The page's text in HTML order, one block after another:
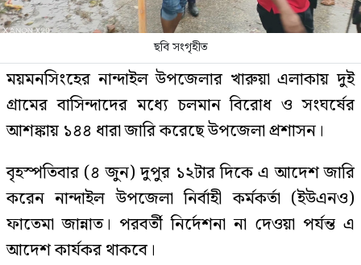
ছবি সংগৃহীত
ময়মনসিংহের নান্দাইল উপজেলার খারুয়া এলাকায় দুই
গ্রামের বাসিন্দাদের মধ্যে চলমান বিরোধ ও সংঘর্ষের
আশঙ্কায় ১৪৪ ধারা জারি করেছে উপজেলা প্রশাসন।
বৃহস্পতিবার (৪ জুন) দুপুর ১২টার দিকে এ আদেশ জারি
করেন নান্দাইল উপজেলা নির্বাহী কর্মকর্তা (ইউএনও)
ফাতেমা জান্নাত। পরবর্তী নির্দেশনা না দেওয়া পর্যন্ত এ
আদেশ কার্যকর থাকবে।